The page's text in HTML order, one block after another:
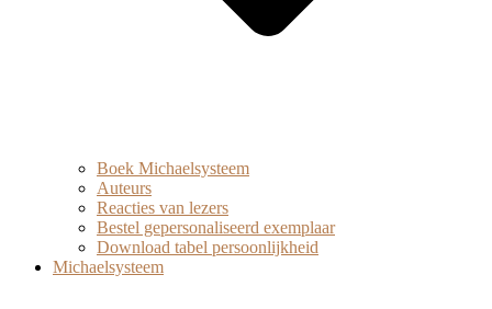
Boek Michaelsysteem
Auteurs
Reacties van lezers
Bestel gepersonaliseerd exemplaar
Download tabel persoonlijkheid
Michaelsysteem